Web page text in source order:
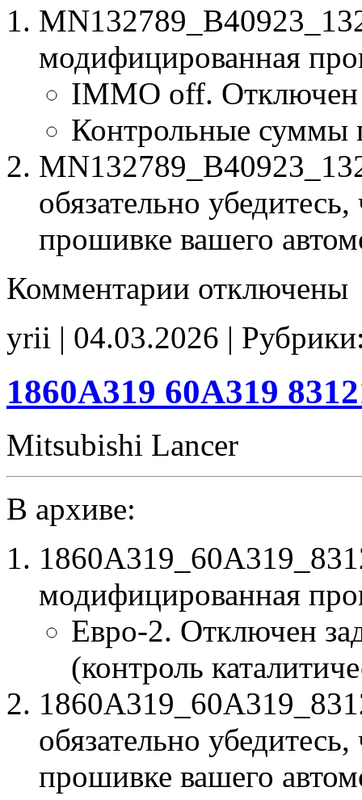
модифицированная
IMMO off. Отключен
Контрольные суммы
обязательно
прошивке вашего
Комментарии записи
132789
IMMO_off
отключены
yrii | 04.03.2026 |
1860A319 60A319
Mitsubishi Lancer
В архиве:
модифицированная
Евро-2. Отключен
(контроль
обязательно
прошивке вашего